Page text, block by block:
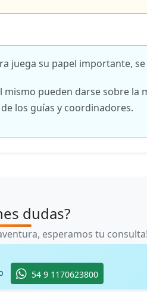
juega su papel importante,
pueden darse sobre la
los guías y coordinadores.
dudas?
esperamos tu
54 9 1170623800